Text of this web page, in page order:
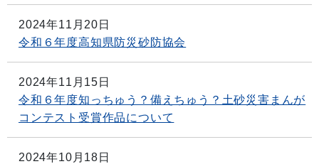
2024年11月20日
令和６年度高知県防災砂防協会
2024年11月15日
令和６年度知っちゅう？備えちゅう？土砂災害まんが
コンテスト受賞作品について
2024年10月18日